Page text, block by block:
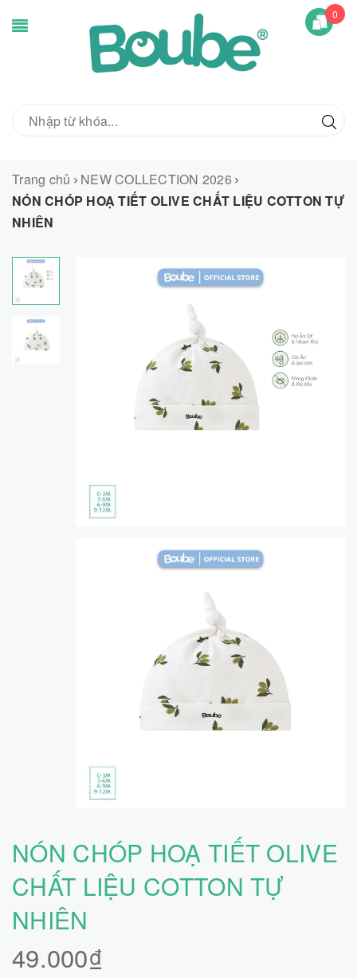
0
Trang chủ
NEW COLLECTION 2026
NÓN CHÓP HOẠ TIẾT OLIVE CHẤT LIỆU COTTON TỰ
NHIÊN
NÓN CHÓP HOẠ TIẾT OLIVE
CHẤT LIỆU COTTON TỰ
NHIÊN
49.000₫